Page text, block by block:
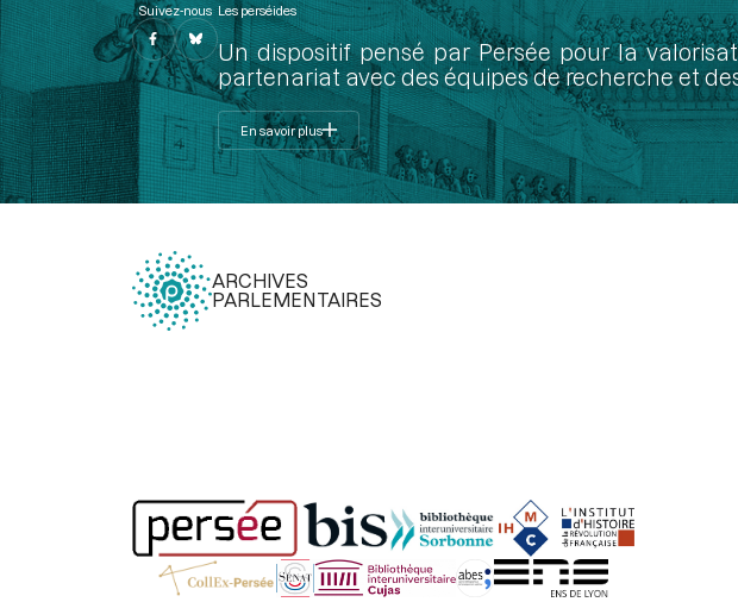
Suivez-nous Les perséides
Un dispositif pensé par Persée pour la
partenariat avec des équipes de recherche et
En savoir plus
ARCHIVES
PARLEMENTAIRES